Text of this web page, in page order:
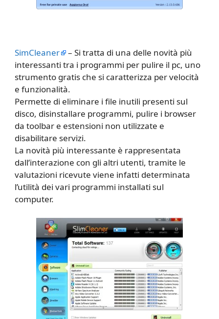
SimCleaner
– Si tratta di una delle novità più
interessanti tra i programmi per pulire il pc, uno
strumento gratis che si caratterizza per velocità
e funzionalità.
Permette di eliminare i file inutili presenti sul
disco, disinstallare programmi, pulire i browser
da toolbar e estensioni non utilizzate e
disabilitare servizi.
La novità più interessante è rappresentata
dall’interazione con gli altri utenti, tramite le
valutazioni ricevute viene infatti determinata
l’utilità dei vari programmi installati sul
computer.